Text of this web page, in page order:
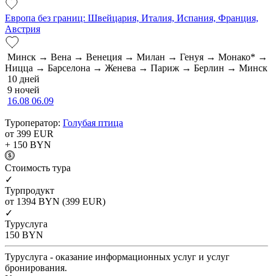
Европа без границ: Швейцария, Италия, Испания, Франция,
Австрия
Минск → Вена → Венеция → Милан → Генуя → Монако* →
Ницца → Барселона → Женева → Париж → Берлин → Минск
10 дней
9 ночей
16.08 06.09
Туроператор: Голубая птица
от 399 EUR
+ 150 BYN
Cтоимость тура
✓
Турпродукт
от 1394 BYN (399 EUR)
✓
Туруслуга
150 BYN
Туруслуга - оказание информационных услуг и услуг
бронирования.